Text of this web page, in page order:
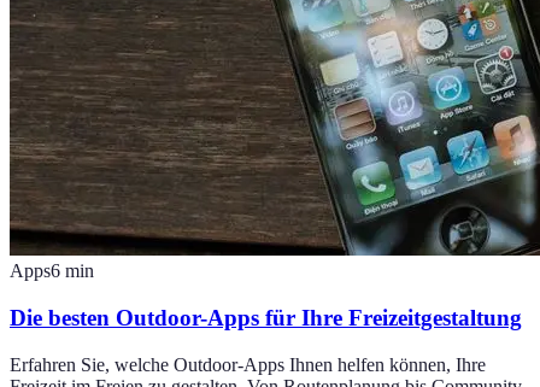
Apps6 min
Die besten Outdoor-Apps für Ihre Freizeitgestaltung
Erfahren Sie, welche Outdoor-Apps Ihnen helfen können, Ihre